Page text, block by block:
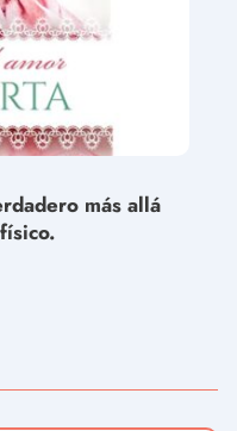
más allá